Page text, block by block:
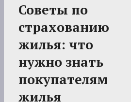
Советы по
страхованию
жилья: что
нужно знать
покупателям
жилья